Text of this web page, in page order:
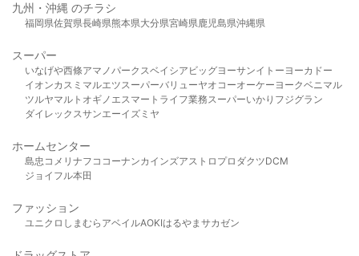
九州・沖縄 のチラシ
福岡県佐賀県長崎県熊本県大分県宮崎県鹿児島県沖縄県
スーパー
いなげや西條アマノパークスベイシア ビッグヨーサンイトーヨーカドー
イオンカスミ マルエツスーパーバリューヤオコーオーケー ヨークベニマル
ツルヤマルト オギノ エスマート ライフ業務スーパーいかり フジグラン
ダイレックスサンエーイズミヤ
ホームセンター
島忠 コメリ ナフコ コーナンカインズアストロプロダクツDCM
ジョイフル本田
ファッション
ユニクロ しまむら アベイルAOKIはるやま サカゼン